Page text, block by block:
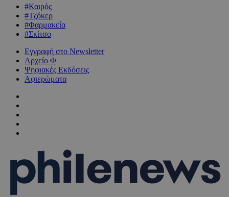
#Καιρός
#Τζόκερ
#Φαρμακεία
#Σκίτσο
Εγγραφή στο Newsletter
Αρχείο Φ
Ψηφιακές Εκδόσεις
Αφιερώματα